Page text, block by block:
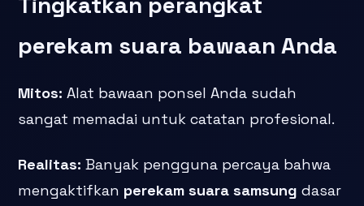
perekam suara bawaan Anda
Mitos: Alat bawaan ponsel Anda sudah
sangat memadai untuk catatan profesional.
Realitas: Banyak pengguna percaya bahwa
mengaktifkan perekam suara samsung dasar